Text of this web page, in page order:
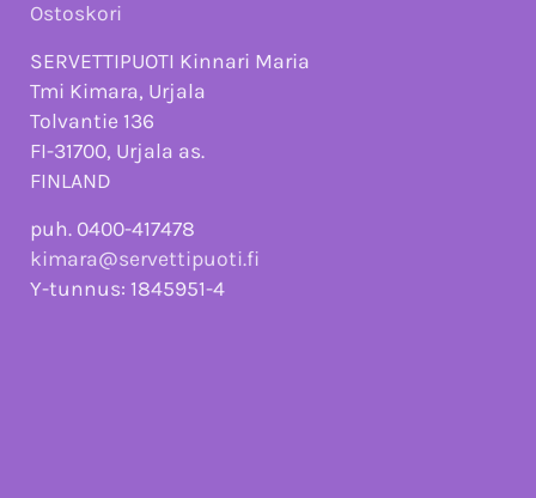
Ostoskori
SERVETTIPUOTI Kinnari Maria
Tmi Kimara, Urjala
Tolvantie 136
FI-31700, Urjala as.
FINLAND
puh. 0400-417478
kimara@servettipuoti.fi
Y-tunnus: 1845951-4